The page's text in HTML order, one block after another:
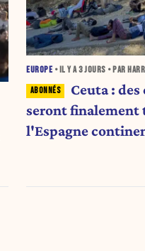
EUROPE • IL Y A3 JOURS • PAR
Ceuta :
seront finalement
l'Espagne